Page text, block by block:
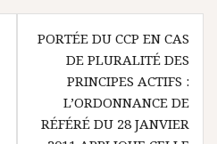
PORTÉE DU CCP EN CAS
DE PLURALITÉ DES
PRINCIPES ACTIFS :
L’ORDONNANCE DE
RÉFÉRÉ DU 28 JANVIER